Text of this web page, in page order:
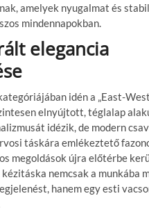
amelyek nyugalmat és
mindennapokban.
elegancia
idén a „East-
elnyújtott, téglalap
idézik, de modern
táskára emlékeztető
megoldások újra előtérbe
nemcsak a munkába
hanem egy esti